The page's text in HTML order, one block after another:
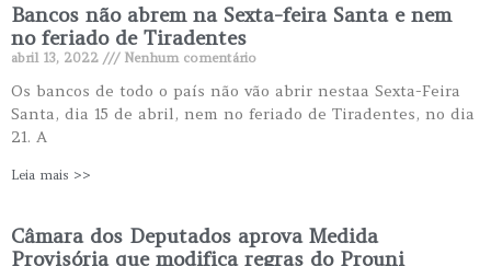
Bancos não abrem na Sexta-feira Santa e nem
no feriado de Tiradentes
abril 13, 2022 Nenhum comentário
Os bancos de todo o país não vão abrir nestaa Sexta-Feira
Santa, dia 15 de abril, nem no feriado de Tiradentes, no dia
21. A
Leia mais >>
Câmara dos Deputados aprova Medida
Provisória que modifica regras do Prouni